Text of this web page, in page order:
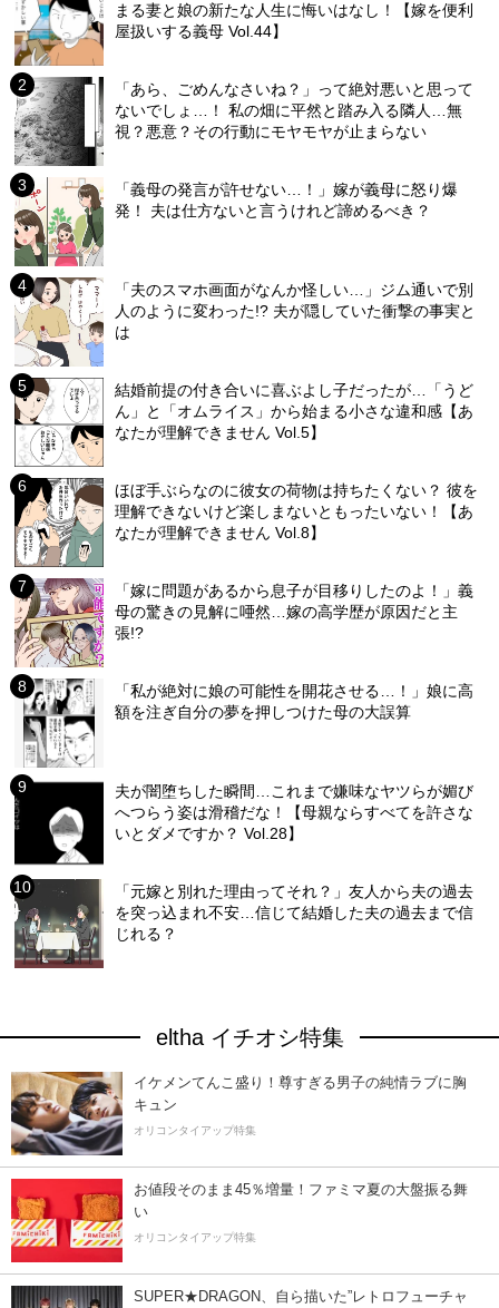
まる妻と娘の新たな人生に悔いはなし！【嫁を便利
屋扱いする義母 Vol.44】
「あら、ごめんなさいね？」って絶対悪いと思って
ないでしょ…！ 私の畑に平然と踏み入る隣人…無
視？悪意？その行動にモヤモヤが止まらない
「義母の発言が許せない…！」嫁が義母に怒り爆
発！ 夫は仕方ないと言うけれど諦めるべき？
「夫のスマホ画面がなんか怪しい…」ジム通いで別
人のように変わった!? 夫が隠していた衝撃の事実と
は
結婚前提の付き合いに喜ぶよし子だったが…「うど
ん」と「オムライス」から始まる小さな違和感【あ
なたが理解できません Vol.5】
ほぼ手ぶらなのに彼女の荷物は持ちたくない？ 彼を
理解できないけど楽しまないともったいない！【あ
なたが理解できません Vol.8】
「嫁に問題があるから息子が目移りしたのよ！」義
母の驚きの見解に唖然…嫁の高学歴が原因だと主
張!?
「私が絶対に娘の可能性を開花させる…！」娘に高
額を注ぎ自分の夢を押しつけた母の大誤算
夫が闇堕ちした瞬間…これまで嫌味なヤツらが媚び
へつらう姿は滑稽だな！【母親ならすべてを許さな
いとダメですか？ Vol.28】
「元嫁と別れた理由ってそれ？」友人から夫の過去
を突っ込まれ不安…信じて結婚した夫の過去まで信
じれる？
eltha イチオシ特集
イケメンてんこ盛り！尊すぎる男子の純情ラブに胸
キュン
オリコンタイアップ特集
お値段そのまま45％増量！ファミマ夏の大盤振る舞
い
オリコンタイアップ特集
SUPER★DRAGON、自ら描いた”レトロフューチャ